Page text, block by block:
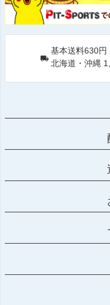
基本送料630円
北海道・沖縄